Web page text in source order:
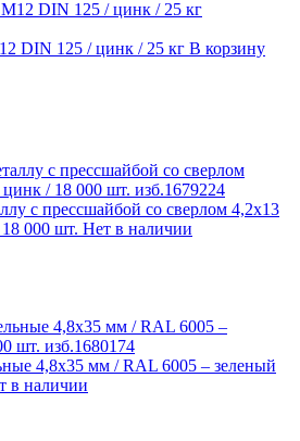
DIN 125 / цинк / 25 кг В корзину
с прессшайбой со сверлом 4,2х13
000 шт. Нет в наличии
4,8х35 мм / RAL 6005 – зеленый
в наличии